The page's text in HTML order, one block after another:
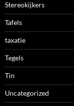
Stereokijkers
Tafels
taxatie
Tegels
Tin
Uncategorized